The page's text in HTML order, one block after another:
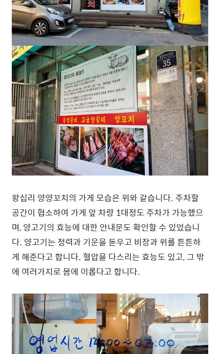
왕십리 양양꼬치의 가게 모습은 위와 같습니다. 주차할
공간이 협소하여 가게 앞 차량 1대정도 주차가 가능했으
며, 양고기의 효능에 대한 안내문도 확인할 수 있었습니
다. 양고기는 정력과 기운을 돋우고 비장과 위를 튼튼하
게 해준다고 합니다. 혈압을 다스리는 효능도 있고, 그 밖
에 여러가지로 몸에 이롭다고 합니다.